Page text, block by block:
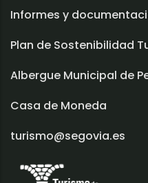
Informes y
Plan de Sostenibilidad
Albergue Municipal de
Casa de Moneda
turismo@segovia.es